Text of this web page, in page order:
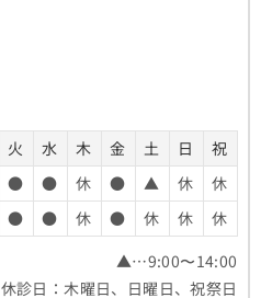
火 水 木 金 土 日
祝
● ● 休 ● ▲ 休
休
● ● 休 ● 休 休
休
▲…9:00〜14:00
休診日：木曜日、日曜日、祝祭日